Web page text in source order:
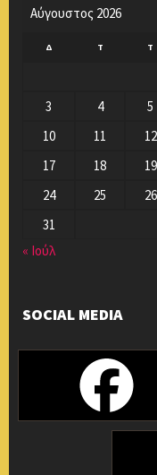
Αύγουστος 2026
Δ Τ Τ
3
4 5
10
11 12
17
18 19
24
25 26
31
« Ιούλ
SOCIAL MEDIA